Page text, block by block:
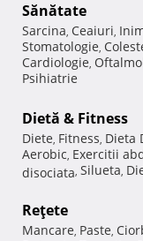
Sănătate
Sarcina, Ceaiuri,
Stomatologie,
Cardiologie,
Psihiatrie
Dietă & Fitness
Diete, Fitness, Dieta
Aerobic, Exercitii
disociata, Silueta,
Reţete
Mancare, Paste,